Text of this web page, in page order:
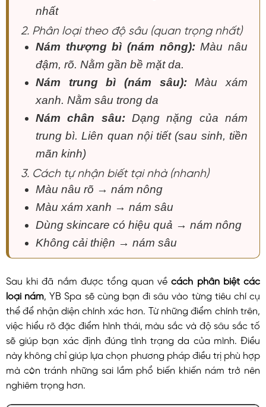
nhất
2. Phân loại theo độ sâu (quan trọng nhất)
Nám thượng bì (nám nông):Màu nâu
đậm, rõ. Nằm gần bề mặt da.
Nám trung bì (nám sâu):Màu xám
xanh. Nằm sâu trong da
Nám chân sâu: Dạng nặng của nám
trung bì. Liên quan nội tiết (sau sinh, tiền
mãn kinh)
3. Cách tự nhận biết tại nhà (nhanh)
Màu nâu rõ → nám nông
Màu xám xanh → nám sâu
Dùng skincare có hiệu quả → nám nông
Không cải thiện → nám sâu
Sau khi đã nắm được tổng quan vềcách phân biệt các
loại nám , YB Spa sẽ cùng bạn đi sâu vào từng tiêu chí cụ
thể để nhận diện chính xác hơn. Từ những điểm chính trên,
việc hiểu rõ đặc điểm hình thái, màu sắc và độ sâu sắc tố
sẽ giúp bạn xác định đúng tình trạng da của mình. Điều
này không chỉ giúp lựa chọn phương pháp điều trị phù hợp
mà còn tránh những sai lầm phổ biến khiến nám trở nên
nghiêm trọng hơn.